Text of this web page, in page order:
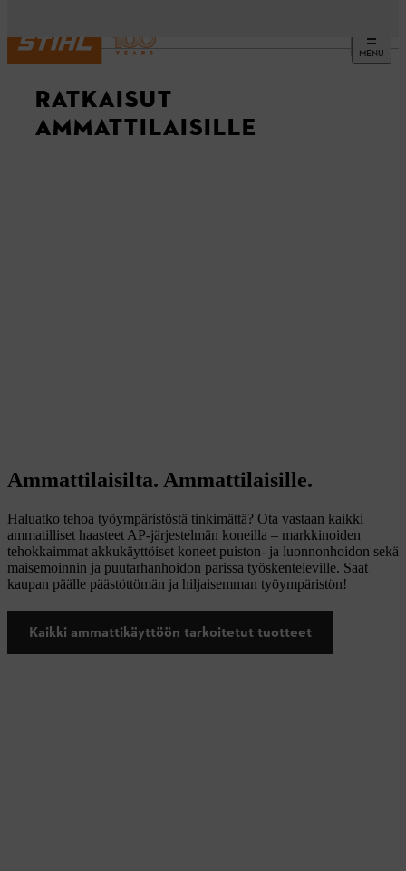
MENU
RATKAISUT
AMMATTILAISILLE
Ammattilaisilta. Ammattilaisille.
Haluatko tehoa työympäristöstä tinkimättä? Ota vastaan kaikki
ammatilliset haasteet AP-järjestelmän koneilla – markkinoiden
tehokkaimmat akkukäyttöiset koneet puiston- ja luonnonhoidon sekä
maisemoinnin ja puutarhanhoidon parissa työskenteleville. Saat
kaupan päälle päästöttömän ja hiljaisemman työympäristön!
Kaikki ammattikäyttöön tarkoitetut tuotteet